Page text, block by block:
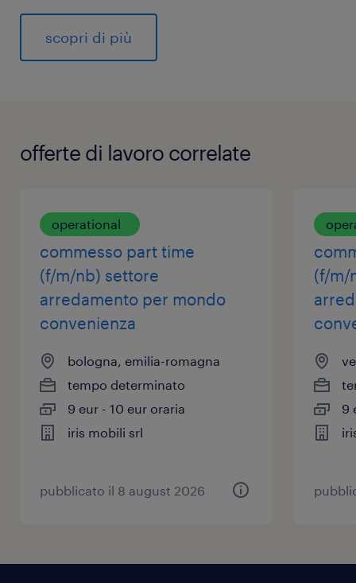
scopri di più
offerte di lavoro correlate
operational
commesso part time
(f/m/nb) settore
arredamento per mondo
convenienza
bologna, emilia-romagna
tempo determinato
9 eur - 10 eur oraria
iris mobili srl
pubblicato il 8 august 2026
(f/m/
9